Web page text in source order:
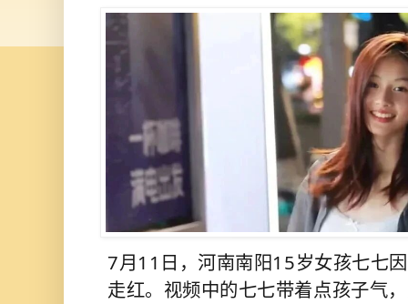
7月11日，河南南阳15岁女孩七七
走红。视频中的七七带着点孩子气